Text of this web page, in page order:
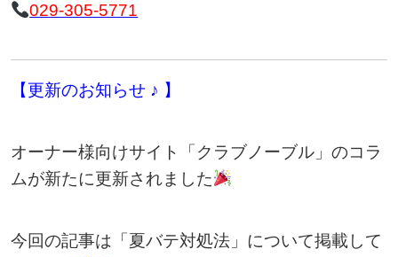
029-305-5771
【更新のお知らせ ♪ 】
オーナー様向けサイト「クラブノーブル」のコラ
ムが新たに更新されました
今回の記事は「夏バテ対処法」について掲載して